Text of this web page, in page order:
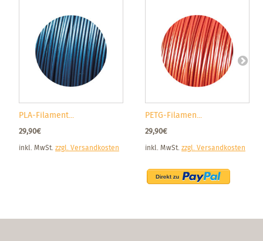
PLA-Filament...
29,90€
inkl. MwSt. zzgl. Versandkosten
PETG-Filamen...
29,90€
inkl. MwSt. zzgl. Versandkosten